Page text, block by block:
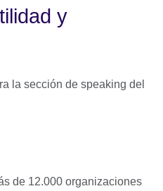
y
de 12.000 organizaciones